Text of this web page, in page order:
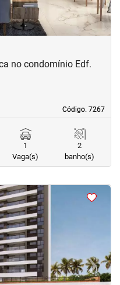
Código. 7267
Código. 7267
no condomínio Edf.
1
Vaga(s)
2
banho(s)
›Next